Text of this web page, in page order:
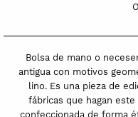
Bolsa de mano o
antigua con motivos
lino. Es una pieza de
fábricas que hagan
confeccionada de forma